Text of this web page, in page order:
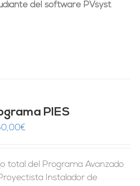
del software PVsyst.
PIES
€
total del Programa Avanzado
Instalador de